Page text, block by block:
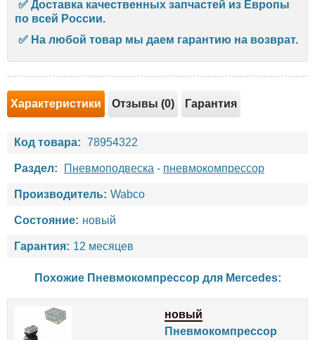
✅ Доставка качественных запчастей из Европы
по всей России.
✅ На любой товар мы даем гарантию на возврат.
Характеристики Отзывы (0) Гарантия
Код товара: 78954322
Раздел: Пневмоподвеска - пневмокомпрессор
Производитель: Wabco
Состояние: новый
Гарантия: 12 месяцев
Похожие Пневмокомпрессор для Mercedes:
новый
Пневмокомпрессор